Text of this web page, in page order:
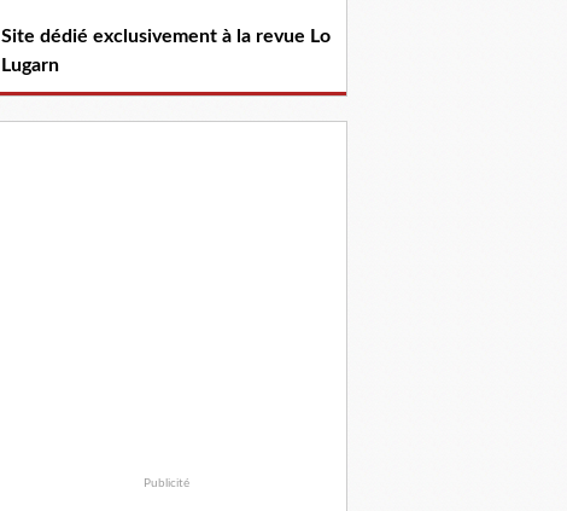
Site dédié exclusivement à la revue Lo
Lugarn
Publicité